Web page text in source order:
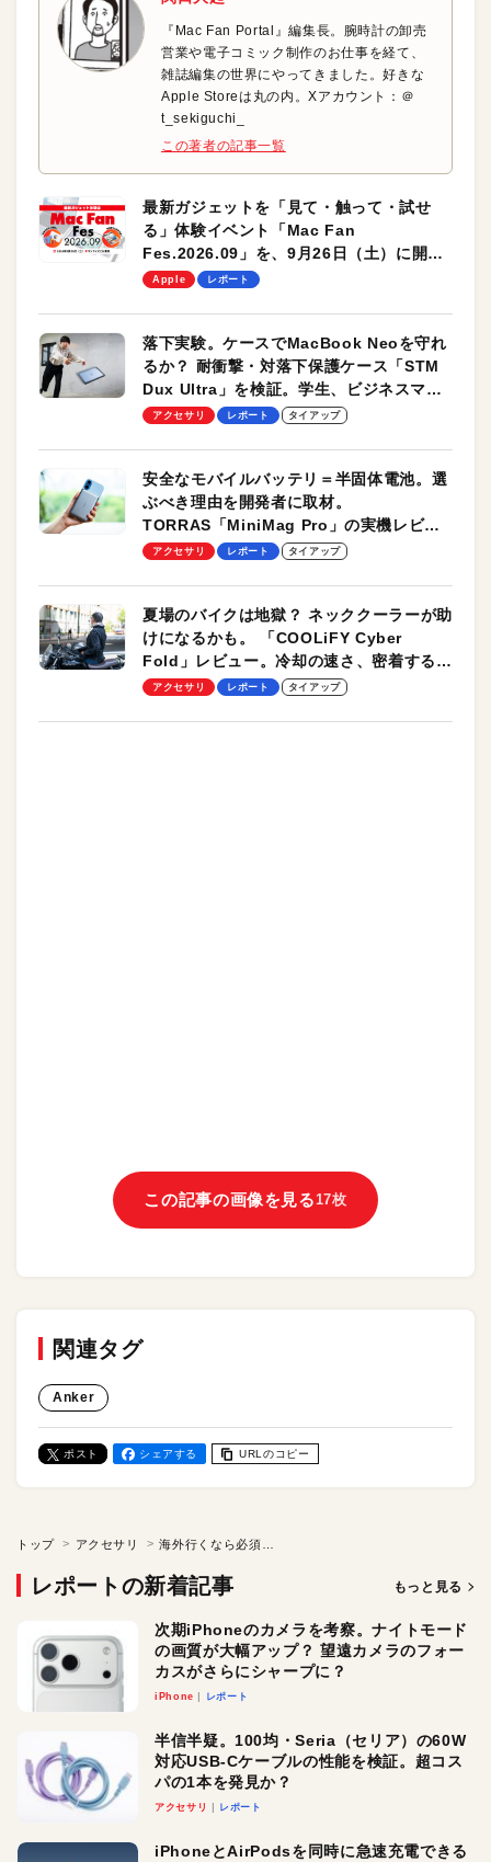
『Mac Fan Portal』編集長。腕時計の卸売
営業や電子コミック制作のお仕事を経て、
雑誌編集の世界にやってきました。好きな
Apple Storeは丸の内。Xアカウント：＠
t_sekiguchi_
この著者の記事一覧
最新ガジェットを「見て・触って・試せ
る」体験イベント「Mac Fan
Fes.2026.09」を、9月26日（土）に開催
します！
Apple レポート
落下実験。ケースでMacBook Neoを守れ
るか？ 耐衝撃・対落下保護ケース「STM
Dux Ultra」を検証。学生、ビジネスマン
のモバイルユースに最適！
アクセサリ レポート タイアップ
安全なモバイルバッテリ＝半固体電池。選
ぶべき理由を開発者に取材。
TORRAS「MiniMag Pro」の実機レビュ
ーも
アクセサリ レポート タイアップ
夏場のバイクは地獄？ ネッククーラーが助
けになるかも。 「COOLiFY Cyber
Fold」レビュー。冷却の速さ、密着する冷
却プレート、シンプルな操作性がグッド！
アクセサリ レポート タイアップ
この記事の画像を見る17枚
関連タグ
Anker
ポスト シェアする URLのコピー
トップ アクセサリ
レポートの新着記事 もっと見る
次期iPhoneのカメラを考察。ナイトモード
の画質が大幅アップ？ 望遠カメラのフォー
カスがさらにシャープに？
iPhone レポート
半信半疑。100均・Seria（セリア）の60W
対応USB-Cケーブルの性能を検証。超コス
パの1本を発見か？
アクセサリ レポート
iPhoneとAirPodsを同時に急速充電できる